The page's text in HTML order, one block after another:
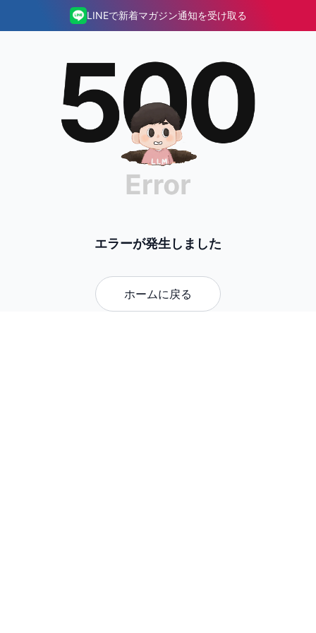
LINEで新着マガジン通知を受け取る
エラーが発生しました
ホームに戻る